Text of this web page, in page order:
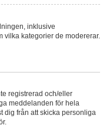
inklusive
vilka kategorier de modererar.
registrerad och/eller
meddelanden för hela
dig från att skicka personliga